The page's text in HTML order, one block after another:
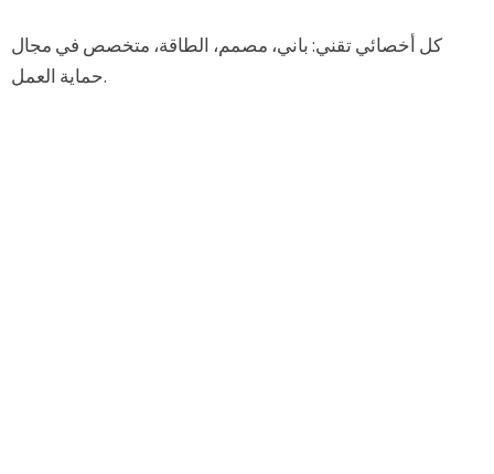
كل أخصائي تقني: باني، مصمم، الطاقة، متخصص في مجال
حماية العمل.